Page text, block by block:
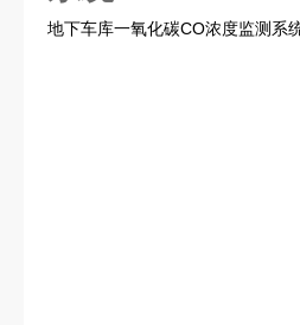
地下车库一氧化碳CO浓度监测系